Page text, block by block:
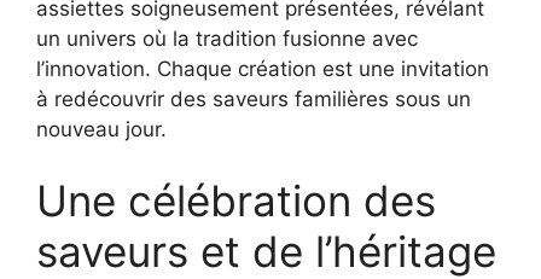
assiettes soigneusement présentées, révélant
un univers où la tradition fusionne avec
l’innovation. Chaque création est une invitation
à redécouvrir des saveurs familières sous un
nouveau jour.
Une célébration des
saveurs et de l’héritage